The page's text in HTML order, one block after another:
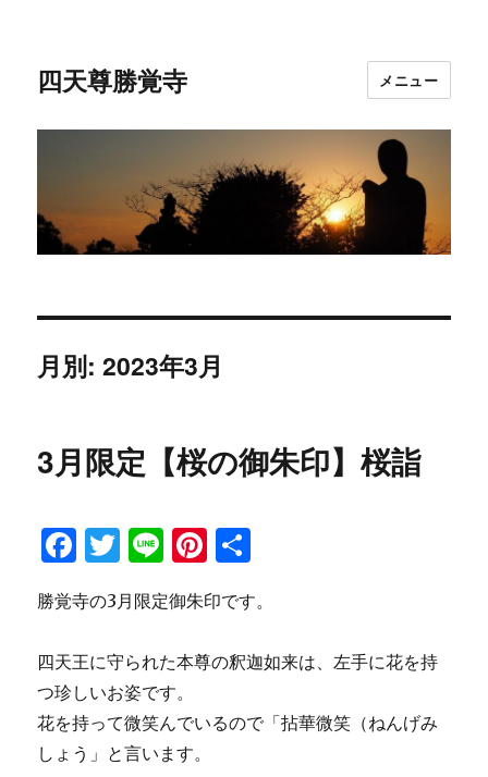
四天尊勝覚寺 メニュー
月別: 2023年3月
3月限定【桜の御朱印】桜詣
F
c
e
b
o
o
T
it
te
r
Li
e
Pi
te
re
st
勝覚寺の3月限定御朱印です。
四天王に守られた本尊の釈迦如来は、左手に花を持
つ珍しいお姿です。
花を持って微笑んでいるので「拈華微笑（ねんげみ
しょう」と言います。